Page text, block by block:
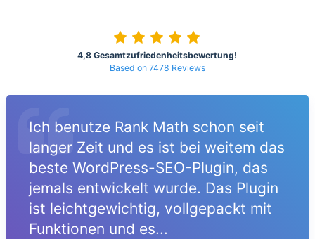
4,8 Gesamtzufriedenheitsbewertung!
Based on 7478 Reviews
Ich benutze Rank Math schon seit
langer Zeit und es ist bei weitem das
beste WordPress-SEO-Plugin, das
jemals entwickelt wurde. Das Plugin
ist leichtgewichtig, vollgepackt mit
Funktionen und es...